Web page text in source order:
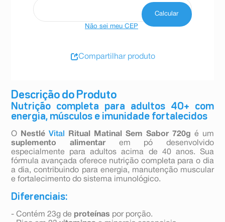
Descrição do Produto
Nutrição completa para adultos 40+ com
energia, músculos e imunidade fortalecidos
O NestléVital Ritual Matinal Sem Sabor 720g é um
suplemento alimentarem pó desenvolvido
especialmente para adultos acima de 40 anos. Sua
fórmula avançada oferece nutrição completa para o dia
a dia, contribuindo para energia, manutenção muscular
e fortalecimento do sistema imunológico.
Diferenciais:
- Contém 23g de proteínas por porção.
Não sei meu CEP
Compartilhar produto